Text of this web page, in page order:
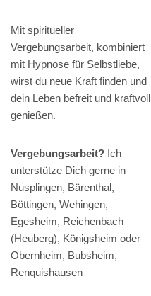
Mit spiritueller
Vergebungsarbeit, kombiniert
mit Hypnose für Selbstliebe,
wirst du neue Kraft finden und
dein Leben befreit und kraftvoll
genießen.
Vergebungsarbeit? Ich
unterstütze Dich gerne in
Nusplingen, Bärenthal,
Böttingen, Wehingen,
Egesheim, Reichenbach
(Heuberg), Königsheim oder
Obernheim, Bubsheim,
Renquishausen